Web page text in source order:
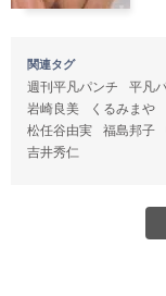
関連タグ
週刊平凡パンチ 平凡
岩崎良美
くるみまや
松任谷由実
福島邦子
吉井秀仁